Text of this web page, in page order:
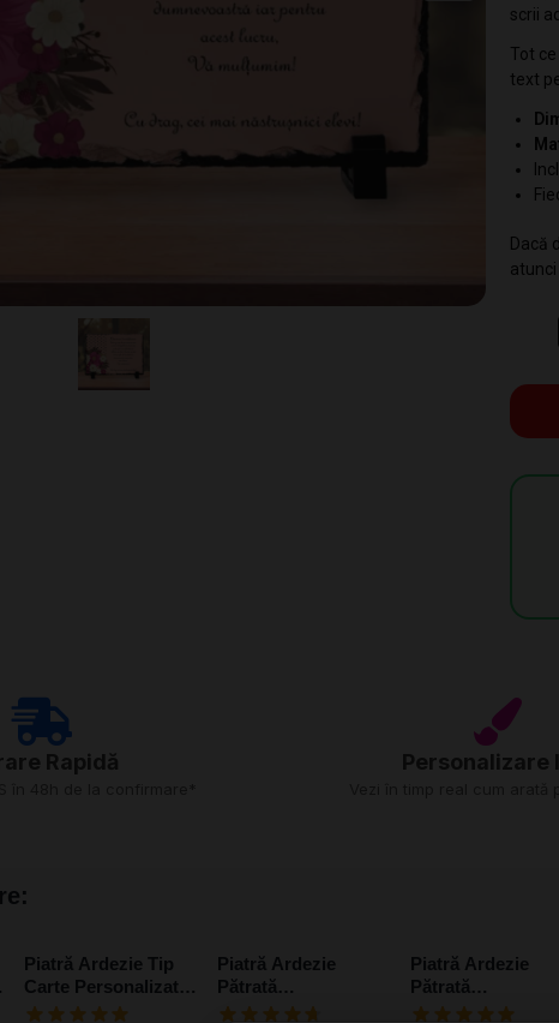
scrii
Tot
text
Dacă
Rapidă​ Personalizare
Piatră Ardezie Tip
Carte Personalizată
cu o poză și mesaj
Piatră Ardezie
Pătrată
Personalizată cu 2
Piatră Ardezie
Pătrată
Personalizată cu o